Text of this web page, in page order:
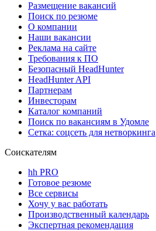
Размещение вакансий
Поиск по резюме
О компании
Наши вакансии
Реклама на сайте
Требования к ПО
Безопасный HeadHunter
HeadHunter API
Партнерам
Инвесторам
Каталог компаний
Поиск по вакансиям в Удомле
Сетка: соцсеть для нетворкинга
Соискателям
hh PRO
Готовое резюме
Все сервисы
Хочу у вас работать
Производственный календарь
Экспертная рекомендация